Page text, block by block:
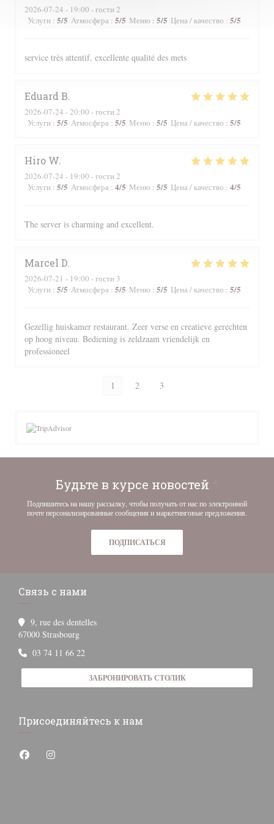
2026-07-24 - 19:00 - гости 2
Услуги : 5/5 Атмосфера : 5/5 Меню : 5/5 Цена / качество : 5/5
service très attentif, excellente qualité des mets
Eduard B
2026-07-24 - 20:00 - гости 2
Услуги : 5/5 Атмосфера : 5/5 Меню : 5/5 Цена / качество : 5/5
Hiro W
2026-07-24 - 19:00 - гости 2
Услуги : 5/5 Атмосфера : 4/5 Меню : 5/5 Цена / качество : 4/5
The server is charming and excellent.
Marcel D
2026-07-21 - 19:00 - гости 3
Услуги : 5/5 Атмосфера : 5/5 Меню : 5/5 Цена / качество : 5/5
Gezellig huiskamer restaurant. Zeer verse en creatieve gerechten
op hoog niveau. Bediening is zeldzaam vriendelijk en
professioneel
1 2 3
Будьте в курсе новостей
Подпишитесь на нашу рассылку, чтобы получать от нас по электронной
почте персонализированные сообщения и маркетинговые предложения.
ПОДПИСАТЬСЯ
Связь с нами
9, rue des dentelles
67000 Strasbourg((открывается в новом окне))
03 74 11 66 22
ЗАБРОНИРОВАТЬ СТОЛИК
Присоединяйтесь к нам
Facebook ((открывается в новом окне))
Instagram ((открывается в новом окне))